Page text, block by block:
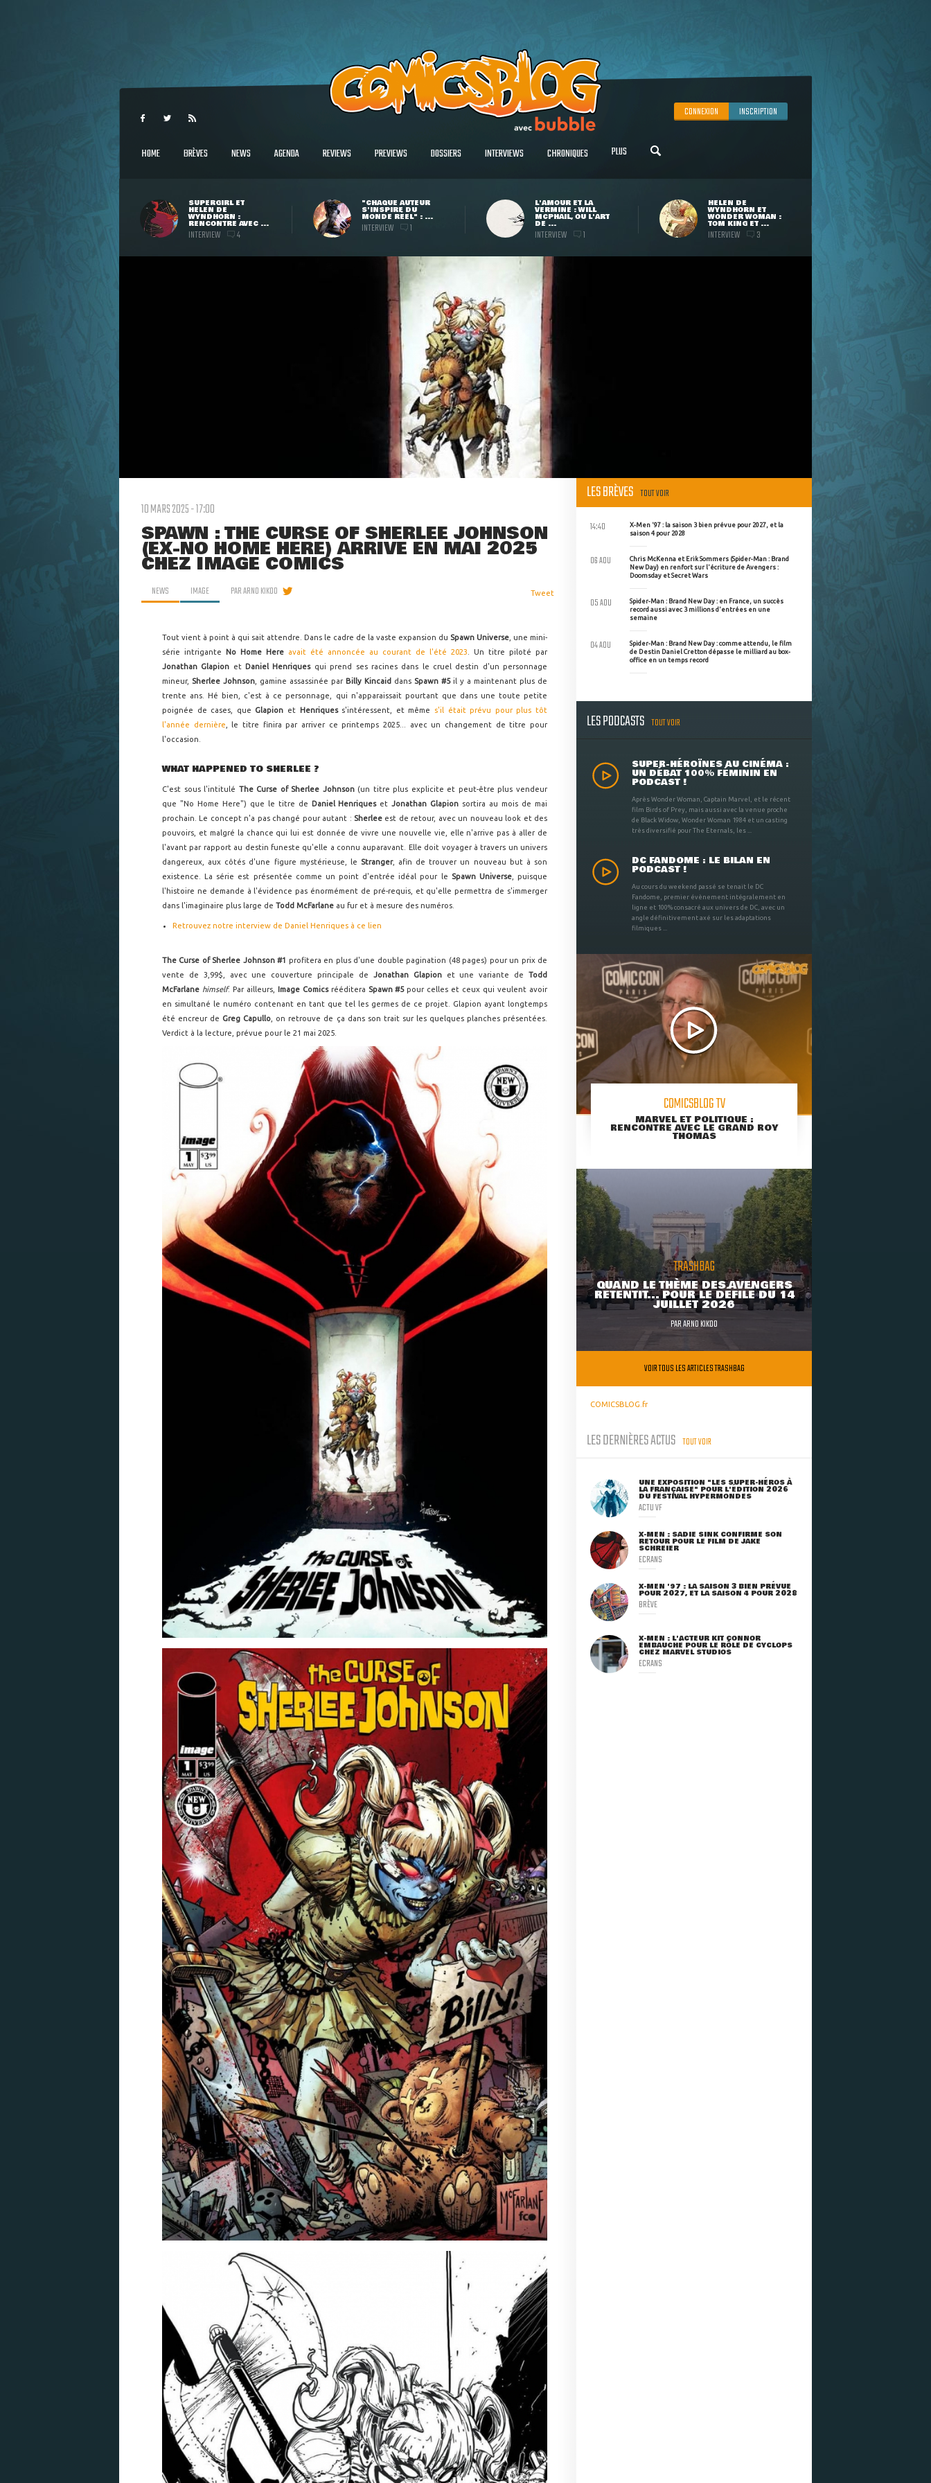
CONNEXION INSCRIPTION
HOME BRÈVES NEWS AGENDA REVIEWS PREVIEWS DOSSIERS INTERVIEWS CHRONIQUES PLUS
SUPERGIRL ET
HELEN DE
WYNDHORN :
RENCONTRE AVEC ...
INTERVIEW 4
"CHAQUE AUTEUR
S'INSPIRE DU
MONDE RÉEL" : ...
INTERVIEW 1
L'AMOUR ET LA
VERMINE : WILL
MCPHAIL, OU L'ART
DE ...
INTERVIEW 1
HELEN DE
WYNDHORN ET
WONDER WOMAN :
TOM KING ET ...
INTERVIEW 3
10 MARS 2025 - 17:00
SPAWN : THE CURSE OF SHERLEE JOHNSON
(EX-NO HOME HERE) ARRIVE EN MAI 2025
CHEZ IMAGE COMICS
NEWS IMAGE PARARNO KIKOO Tweet
Tout vient à point à qui sait attendre. Dans le cadre de la vaste expansion du Spawn Universe , une mini-
série intrigante No Home Here avait été annoncée au courant de l'été 2023 . Un titre piloté par
Jonathan Glapion et Daniel Henriquesqui prend ses racines dans le cruel destin d'un personnage
mineur, Sherlee Johnson , gamine assassinée par Billy Kincaid dans Spawn #5 il y a maintenant plus de
trente ans. Hé bien, c'est à ce personnage, qui n'apparaissait pourtant que dans une toute petite
poignée de cases, que Glapion et Henriques s'intéressent, et même s'il était prévu pour plus tôt
l'année dernière , le titre finira par arriver ce printemps 2025... avec un changement de titre pour
l'occasion.
WHAT HAPPENED TO SHERLEE ?
C'est sous l'intitulé The Curse of Sherlee Johnson (un titre plus explicite et peut-être plus vendeur
que "No Home Here") que le titre de
Daniel Henriques etJonathan Glapion sortira au mois de mai
prochain. Le concept n'a pas changé pour autant : Sherlee est de retour, avec un nouveau look et des
pouvoirs, et malgré la chance qui lui est donnée de vivre une nouvelle vie, elle n'arrive pas à aller de
l'avant par rapport au destin funeste qu'elle a connu auparavant. Elle doit voyager à travers un univers
dangereux, aux côtés d'une figure mystérieuse, le Stranger, afin de trouver un nouveau but à son
existence. La série est présentée comme un point d'entrée idéal pour le Spawn Universe, puisque
l'histoire ne demande à l'évidence pas énormément de pré-requis, et qu'elle permettra de s'immerger
dans l'imaginaire plus large de Todd McFarlane au fur et à mesure des numéros.
Retrouvez notre interview de Daniel Henriques à ce lien
The Curse of Sherlee Johnson #1 profitera en plus d'une double pagination (48 pages) pour un prix de
vente de 3,99$, avec une couverture principale de Jonathan Glapion et une variante deTodd
McFarlane himself. Par ailleurs, Image Comics rééditera Spawn #5pour celles et ceux qui veulent avoir
en simultané le numéro contenant en tant que tel les germes de ce projet. Glapion ayant longtemps
été encreur de Greg Capullo , on retrouve de ça dans son trait sur les quelques planches présentées.
Verdict à la lecture, prévue pour le 21 mai 2025.
LES BRÈVES TOUT VOIR
X-Men '97 : la saison 3 bien prévue pour 2027, et la
saison 4 pour 2028
14:40
Chris McKenna et Erik Sommers (Spider-Man : Brand
New Day) en renfort sur l'écriture de Avengers :
Doomsday et Secret Wars
06 AOU
Spider-Man : Brand New Day : en France, un succès
record aussi avec 3 millions d'entrées en une
semaine
05 AOU
Spider-Man : Brand New Day : comme attendu, le film
de Destin Daniel Cretton dépasse le milliard au box-
office en un temps record
04 AOU
LES PODCASTS TOUT VOIR
SUPER-HÉROÏNES AU CINÉMA :
UN DÉBAT 100% FÉMININ EN
PODCAST !
Après Wonder Woman, Captain Marvel, et le récent
film Birds of Prey, mais aussi avec la venue proche
de Black Widow, Wonder Woman 1984 et un casting
très diversifié pour The Eternals, les ...
DC FANDOME : LE BILAN EN
PODCAST !
Au cours du weekend passé se tenait le DC
Fandome, premier évènement intégralement en
ligne et 100% consacré aux univers de DC, avec un
angle définitivement axé sur les adaptations
filmiques ...
COMICSBLOG TV
MARVEL ET POLITIQUE :
RENCONTRE AVEC LE GRAND ROY
THOMAS
TRASHBAG
QUAND LE THÈME DES AVENGERS
RETENTIT... POUR LE DÉFILÉ DU 14
JUILLET 2026
PARARNO KIKOO
VOIR TOUS LES ARTICLES TRASHBAG
COMICSBLOG.fr
LES DERNIÈRES ACTUS TOUT VOIR
UNE EXPOSITION "LES SUPER-HÉROS À
LA FRANÇAISE" POUR L'ÉDITION 2026
DU FESTIVAL HYPERMONDES
ACTU VF
X-MEN : SADIE SINK CONFIRME SON
RETOUR POUR LE FILM DE JAKE
SCHREIER
ECRANS
X-MEN '97 : LA SAISON 3 BIEN PRÉVUE
POUR 2027, ET LA SAISON 4 POUR 2028
BRÈVE
X-MEN : L'ACTEUR KIT CONNOR
EMBAUCHÉ POUR LE RÔLE DE CYCLOPS
CHEZ MARVEL STUDIOS
ECRANS